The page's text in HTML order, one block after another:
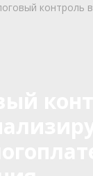
контроль